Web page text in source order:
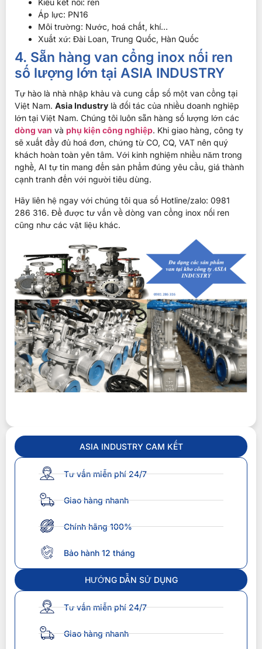
Kiểu kết nối: ren
Áp lực: PN16
Môi trường: Nước, hoá chất, khí…
Xuất xứ: Đài Loan, Trung Quốc, Hàn Quốc
4. Sẵn hàng van cổng inox nối ren
số lượng lớn tại ASIA INDUSTRY
Tự hào là nhà nhập khảu và cung cấp số một van cổng tại
Việt Nam. Asia Industry là đối tác của nhiều doanh nghiệp
lớn tại Việt Nam. Chúng tôi luôn sẵn hàng số lượng lớn các
dòng van và phụ kiện công nghiệp. Khi giao hàng, công ty
sẽ xuất đầy đủ hoá đơn, chứng từ CO, CQ, VAT nên quý
khách hoàn toàn yên tâm. Với kinh nghiệm nhiều năm trong
nghề, AI tự tin mang đến sản phẩm đúng yêu cầu, giá thành
cạnh tranh đến với người tiêu dùng.
Hãy liên hệ ngay với chúng tôi qua số Hotline/zalo: 0981
286 316. Để được tư vấn về dòng van cổng inox nối ren
cũng như các vật liệu khác.
ASIA INDUSTRY CAM KẾT
Tư vấn miễn phí 24/7
Giao hàng nhanh
Chính hãng 100%
Bảo hành 12 tháng
HƯỚNG DẪN SỬ DỤNG
Tư vấn miễn phí 24/7
Giao hàng nhanh